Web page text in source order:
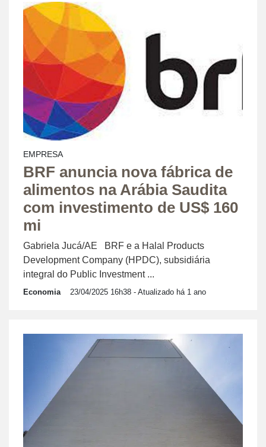
EMPRESA
BRF anuncia nova fábrica de
alimentos na Arábia Saudita
com investimento de US$ 160
mi
Gabriela Jucá/AE BRF e a Halal Products
Development Company (HPDC), subsidiária
integral do Public Investment ...
Economia 23/04/2025 16h38 - Atualizado há 1 ano